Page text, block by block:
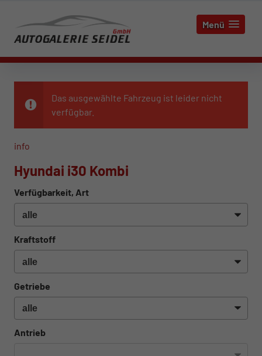
Menü
Das ausgewählte Fahrzeug ist leider nicht
verfügbar.
info
Hyundai i30 Kombi
Verfügbarkeit, Art
Kraftstoff
Getriebe
Antrieb